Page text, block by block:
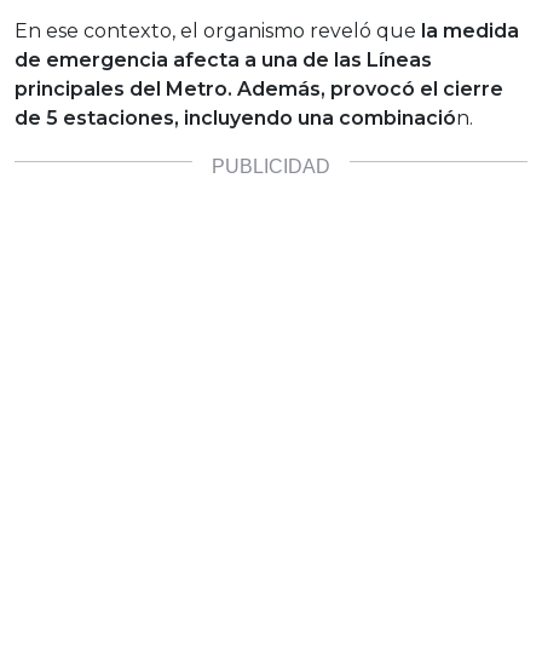
En ese contexto, el organismo reveló que la medida
de emergencia afecta a una de las Líneas
principales del Metro. Además, provocó el cierre
de 5 estaciones, incluyendo una combinación.